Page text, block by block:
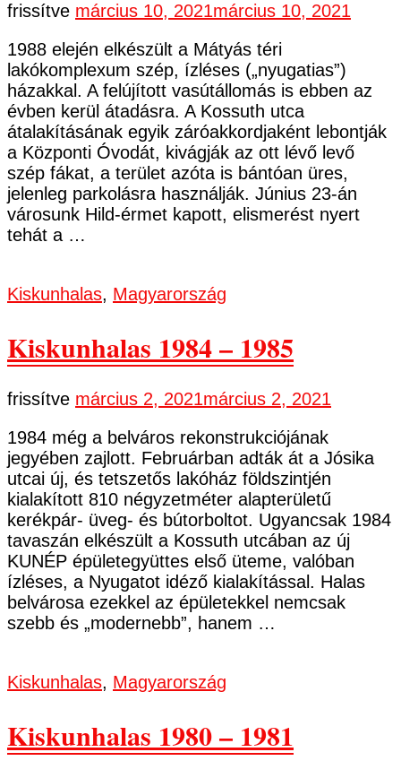
frissítve március 10, 2021március 10, 2021
1988 elején elkészült a Mátyás téri
lakókomplexum szép, ízléses („nyugatias”)
házakkal. A felújított vasútállomás is ebben az
évben kerül átadásra. A Kossuth utca
átalakításának egyik záróakkordjaként lebontják
a Központi Óvodát, kivágják az ott lévő levő
szép fákat, a terület azóta is bántóan üres,
jelenleg parkolásra használják. Június 23-án
városunk Hild-érmet kapott, elismerést nyert
tehát a …
Kiskunhalas, Magyarország
Kiskunhalas 1984 – 1985
frissítve március 2, 2021március 2, 2021
1984 még a belváros rekonstrukciójának
jegyében zajlott. Februárban adták át a Jósika
utcai új, és tetszetős lakóház földszintjén
kialakított 810 négyzetméter alapterületű
kerékpár- üveg- és bútorboltot. Ugyancsak 1984
tavaszán elkészült a Kossuth utcában az új
KUNÉP épületegyüttes első üteme, valóban
ízléses, a Nyugatot idéző kialakítással. Halas
belvárosa ezekkel az épületekkel nemcsak
szebb és „modernebb”, hanem …
Kiskunhalas, Magyarország
Kiskunhalas 1980 – 1981